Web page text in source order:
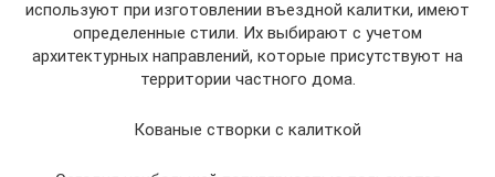
используют при изготовлении въездной калитки, имеют
определенные стили. Их выбирают с учетом
архитектурных направлений, которые присутствуют на
территории частного дома.
Кованые створки с калиткой